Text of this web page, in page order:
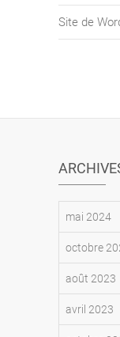
Site de
mai 2024
octobre
août 2023
avril 2023